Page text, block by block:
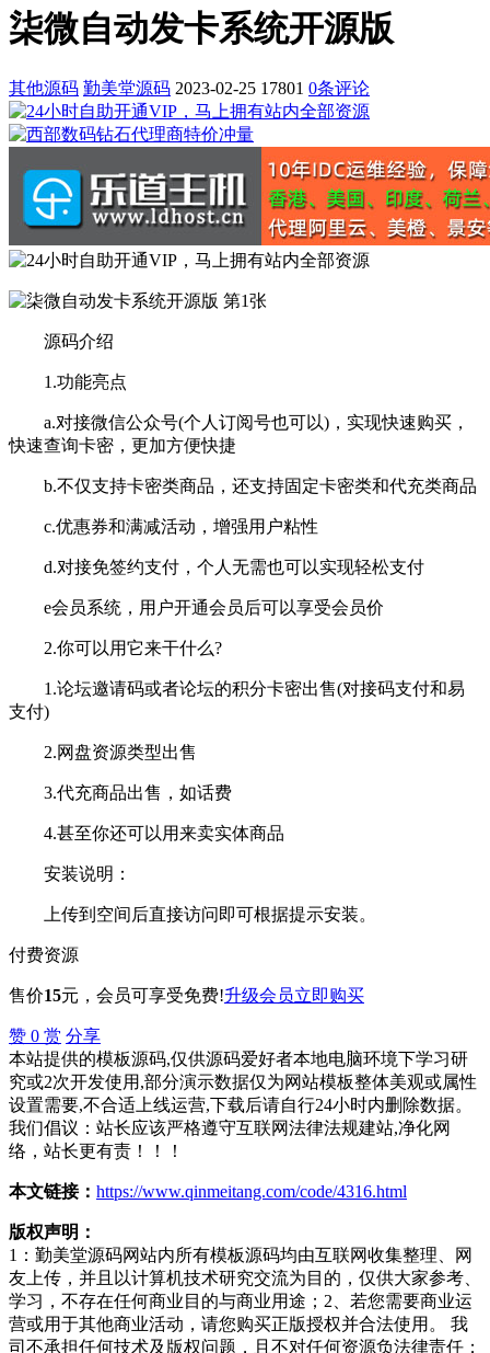
柒微自动发卡系统开源版
其他源码 勤美堂源码 2023-02-25 17801 0条评论
源码介绍
1.功能亮点
a.对接微信公众号(个人订阅号也可以)，实现快速购买，
快速查询卡密，更加方便快捷
b.不仅支持卡密类商品，还支持固定卡密类和代充类商品
c.优惠券和满减活动，增强用户粘性
d.对接免签约支付，个人无需也可以实现轻松支付
e会员系统，用户开通会员后可以享受会员价
2.你可以用它来干什么?
1.论坛邀请码或者论坛的积分卡密出售(对接码支付和易
支付)
2.网盘资源类型出售
3.代充商品出售，如话费
4.甚至你还可以用来卖实体商品
安装说明：
上传到空间后直接访问即可根据提示安装。
付费资源
售价15元 ，会员可享受免费!升级会员立即购买
赞 0 赏 分享
本站提供的模板源码,仅供源码爱好者本地电脑环境下学习研
究或2次开发使用,部分演示数据仅为网站模板整体美观或属性
设置需要,不合适上线运营,下载后请自行24小时内删除数据。
我们倡议：站长应该严格遵守互联网法律法规建站,净化网
络，站长更有责！！！
本文链接： https://www.qinmeitang.com/code/4316.html
版权声明：
1：勤美堂源码网站内所有模板源码均由互联网收集整理、网
友上传，并且以计算机技术研究交流为目的，仅供大家参考、
学习，不存在任何商业目的与商业用途；2、若您需要商业运
营或用于其他商业活动，请您购买正版授权并合法使用。 我
司不承担任何技术及版权问题，且不对任何资源负法律责任；